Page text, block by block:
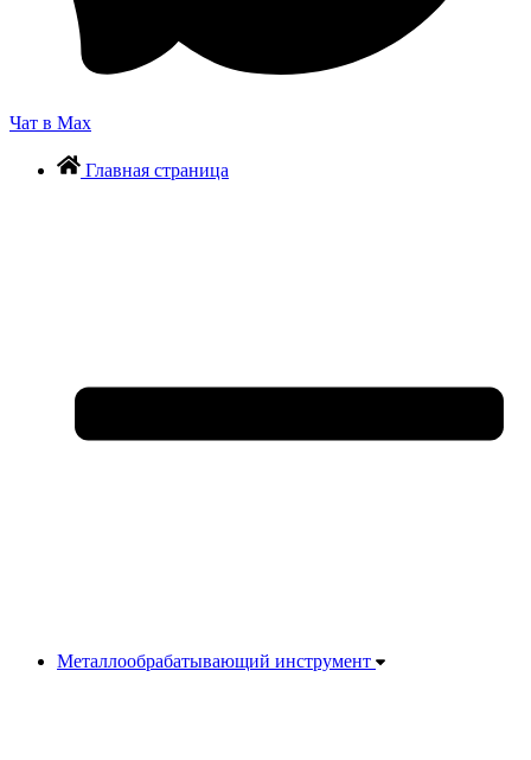
Чат в Max
Главная страница
Металлообрабатывающий инструмент